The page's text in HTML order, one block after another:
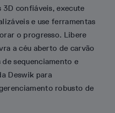
3D confiáveis, execute
e use ferramentas
o progresso. Libere
a céu aberto de carvão
sequenciamento e
Deswik para
robusto de